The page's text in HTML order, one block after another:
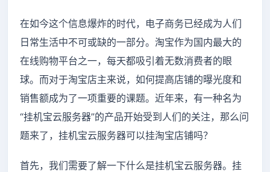
在如今这个信息爆炸的时代，电子商务已经成为人们
日常生活中不可或缺的一部分。淘宝作为国内最大的
在线购物平台之一，每天都吸引着无数消费者的眼
球。而对于淘宝店主来说，如何提高店铺的曝光度和
销售额成为了一项重要的课题。近年来，有一种名为
“挂机宝云服务器”的产品开始受到人们的关注，那么问
题来了，挂机宝云服务器可以挂淘宝店铺吗？
首先，我们需要了解一下什么是挂机宝云服务器。挂